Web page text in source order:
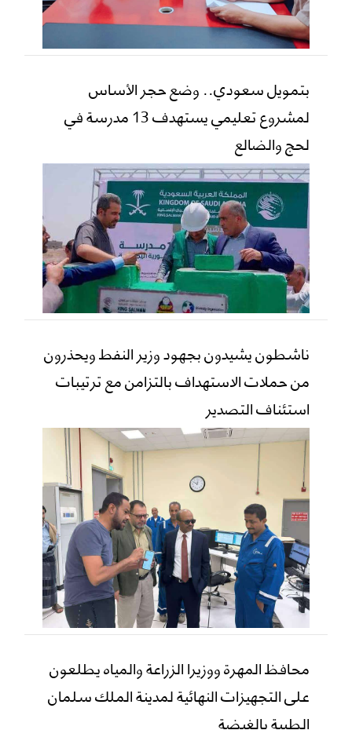
بتمويل سعودي.. وضع حجر الأساس
لمشروع تعليمي يستهدف 13 مدرسة في
لحج والضالع
ناشطون يشيدون بجهود وزير النفط ويحذرون
من حملات الاستهداف بالتزامن مع ترتيبات
استئناف التصدير
محافظ المهرة ووزيرا الزراعة والمياه يطلعون
على التجهيزات النهائية لمدينة الملك سلمان
الطبية بالغيضة